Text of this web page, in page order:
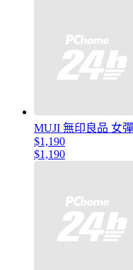
MUJI 無印良品 女
$1,190
$1,190